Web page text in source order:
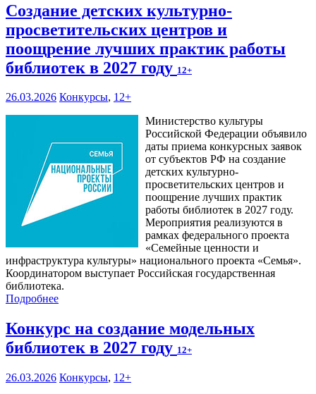
Создание детских культурно-
просветительских центров и
поощрение лучших практик работы
библиотек в 2027 году 12+
26.03.2026 Конкурсы, 12+
Министерство культуры
Российской Федерации объявило
даты приема конкурсных заявок
от субъектов РФ на создание
детских культурно-
просветительских центров и
поощрение лучших практик
работы библиотек в 2027 году.
Мероприятия реализуются в
рамках федерального проекта
«Семейные ценности и
инфраструктура культуры» национального проекта «Семья».
Координатором выступает Российская государственная
библиотека.
Подробнее
Конкурс на создание модельных
библиотек в 2027 году 12+
26.03.2026 Конкурсы, 12+